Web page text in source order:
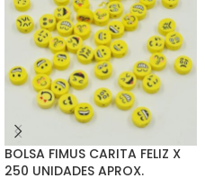
BOLSA FIMUS CARITA FELIZ X
250 UNIDADES APROX.